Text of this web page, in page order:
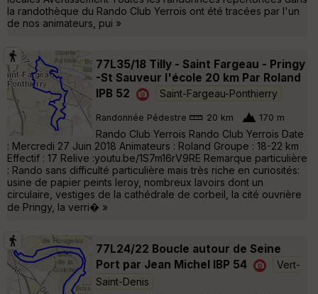
la randothèque du Rando Club Yerrois ont été tracées par l'un
de nos animateurs, pui »
77L35/18 Tilly - Saint Fargeau - Pringy
-St Sauveur l'école 20 km Par Roland
IPB 52
Saint-Fargeau-Ponthierry
Randonnée Pédestre 20 km 170 m
Rando Club Yerrois Rando Club Yerrois Date
: Mercredi 27 Juin 2018 Animateurs : Roland Groupe : 18-22 km
Effectif : 17 Relive :youtu.be/1S7m16rV9RE Remarque particulière
: Rando sans difficulté particulière mais très riche en curiosités:
usine de papier peints leroy, nombreux lavoirs dont un
circulaire, vestiges de la cathédrale de corbeil, la cité ouvrière
de Pringy, la verri� »
77L24/22 Boucle autour de Seine
Port par Jean Michel IBP 54
Vert-
Saint-Denis